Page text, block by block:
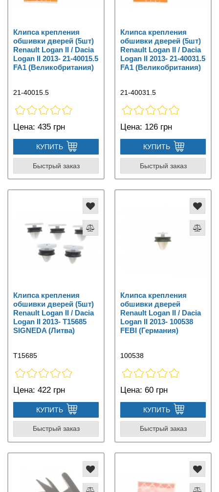
Клипса крепления
обшивки дверей (5шт)
Renault Logan II / Dacia
Logan II 2013- 21-40015.5
FA1 (Великобритания)
21-40015.5
Цена: 435 грн
КУПИТЬ
Быстрый заказ
Клипса крепления
обшивки дверей (5шт)
Renault Logan II / Dacia
Logan II 2013- 21-40031.5
FA1 (Великобритания)
21-40031.5
Цена: 126 грн
КУПИТЬ
Быстрый заказ
Клипса крепления
обшивки дверей (5шт)
Renault Logan II / Dacia
Logan II 2013- T15685
SIGNEDA (Литва)
T15685
Цена: 422 грн
КУПИТЬ
Быстрый заказ
Клипса крепления
обшивки дверей
Renault Logan II / Dacia
Logan II 2013- 100538
FEBI (Германия)
100538
Цена: 60 грн
КУПИТЬ
Быстрый заказ